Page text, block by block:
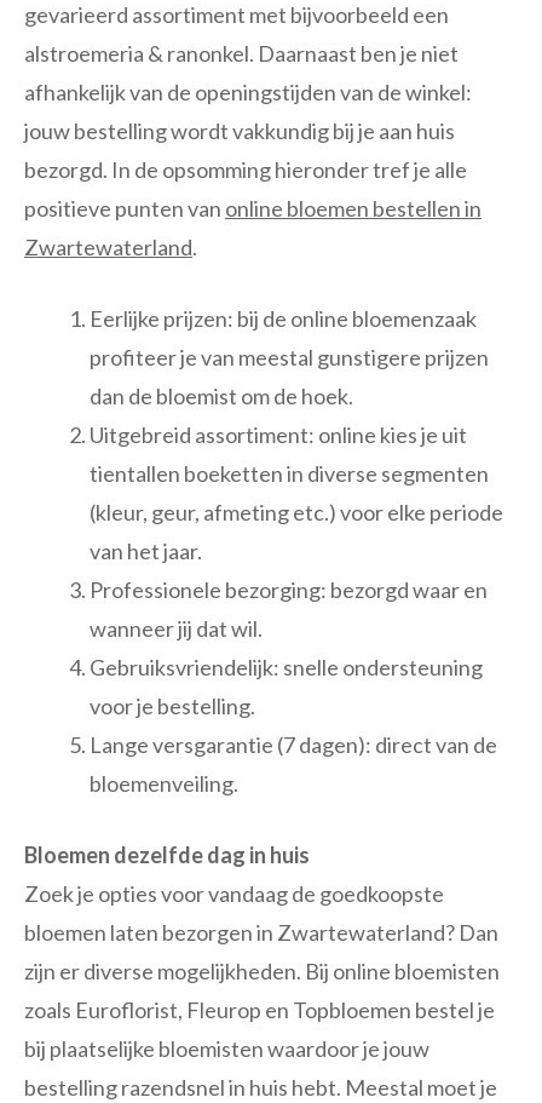
gevarieerd assortiment met bijvoorbeeld een
alstroemeria & ranonkel. Daarnaast ben je niet
afhankelijk van de openingstijden van de winkel:
jouw bestelling wordt vakkundig bij je aan huis
bezorgd. In de opsomming hieronder tref je alle
positieve punten van online bloemen bestellen in
Zwartewaterland.
Eerlijke prijzen: bij de online bloemenzaak
profiteer je van meestal gunstigere prijzen
dan de bloemist om de hoek.
Uitgebreid assortiment: online kies je uit
tientallen boeketten in diverse segmenten
(kleur, geur, afmeting etc.) voor elke periode
van het jaar.
Professionele bezorging: bezorgd waar en
wanneer jij dat wil.
Gebruiksvriendelijk: snelle ondersteuning
voor je bestelling.
Lange versgarantie (7 dagen): direct van de
bloemenveiling.
Bloemen dezelfde dag in huis
Zoek je opties voor vandaag de goedkoopste
bloemen laten bezorgen in Zwartewaterland? Dan
zijn er diverse mogelijkheden. Bij online bloemisten
zoals Euroflorist, Fleurop en Topbloemen bestel je
bij plaatselijke bloemisten waardoor je jouw
bestelling razendsnel in huis hebt. Meestal moet je